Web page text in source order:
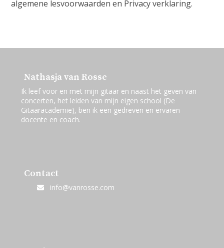
algemene lesvoorwaarden en Privacy verklaring.
Nathasja van Rosse
Ik leef voor en met mijn gitaar en naast het geven van
concerten, het leiden van mijn eigen school (De
Gitaaracademie), ben ik een gedreven en ervaren
docente en coach.
Contact
info@vanrosse.com